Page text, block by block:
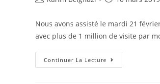
Nous avons assisté le mardi 21
avec plus de 1 million de visite par
Continuer La Lecture